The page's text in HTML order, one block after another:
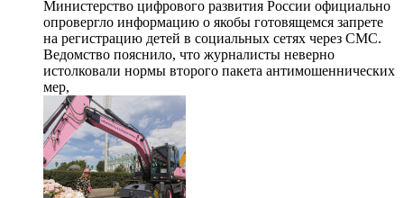
Министерство цифрового развития России официально
опровергло информацию о якобы готовящемся запрете
на регистрацию детей в социальных сетях через СМС.
Ведомство пояснило, что журналисты неверно
истолковали нормы второго пакета антимошеннических
мер,